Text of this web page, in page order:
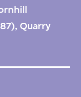
Quarry